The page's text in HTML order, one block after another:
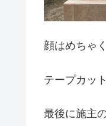
顔はめちゃ
テープカッ
最後に施主